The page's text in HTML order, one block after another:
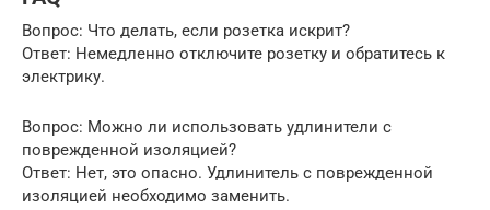
Вопрос: Что делать, если розетка искрит?
Ответ: Немедленно отключите розетку и обратитесь к
электрику.
Вопрос: Можно ли использовать удлинители с
поврежденной изоляцией?
Ответ: Нет, это опасно. Удлинитель с поврежденной
изоляцией необходимо заменить.